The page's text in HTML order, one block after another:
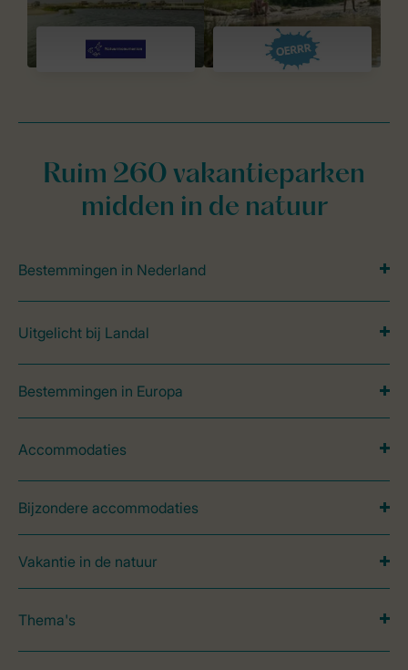
Ruim 260 vakantieparken
midden in de natuur
Bestemmingen in Nederland
Uitgelicht bij Landal
Bestemmingen in Europa
Accommodaties
Bijzondere accommodaties
Vakantie in de natuur
Thema's